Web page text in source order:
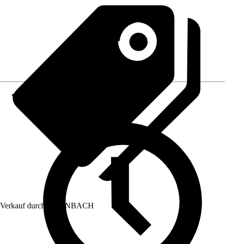
Verkauf durch: HORNBACH